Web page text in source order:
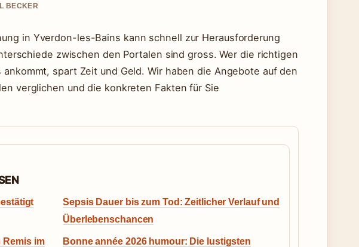
BECKER
in Yverdon-les-Bains kann schnell zur Herausforderung
zwischen den Portalen sind gross. Wer die richtigen
spart Zeit und Geld. Wir haben die Angebote auf den
verglichen und die konkreten Fakten für Sie
Sepsis Dauer bis zum Tod: Zeitlicher Verlauf und
Überlebenschancen
Remis im
Bonne année 2026 humour: Die lustigsten